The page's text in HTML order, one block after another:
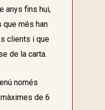
anys fins hui,
que més han
clients i que
de la carta.
només
de 6